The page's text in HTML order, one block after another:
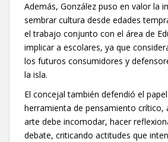
Además, González puso en valor la
sembrar cultura desde edades
el trabajo conjunto con el área de
implicar a escolares, ya que
los futuros consumidores y
la isla.
El concejal también defendió el
herramienta de pensamiento crítico,
arte debe incomodar, hacer
debate, criticando actitudes que